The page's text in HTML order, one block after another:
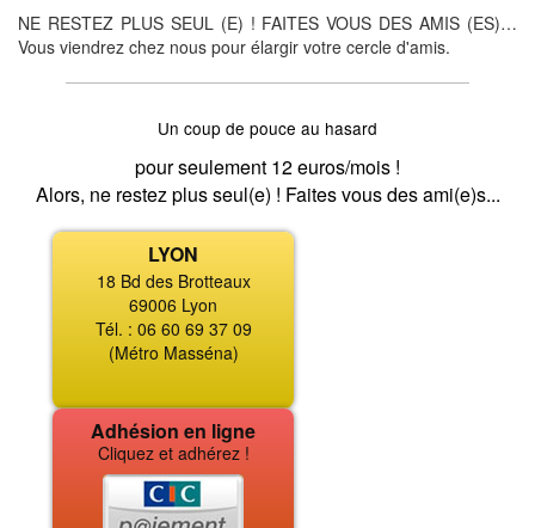
NE RESTEZ PLUS SEUL (E) ! FAITES VOUS DES AMIS (ES)…
Vous viendrez chez nous pour élargir votre cercle d'amis.
Un coup de pouce au hasard
pour seulement 12 euros/mois !
Alors, ne restez plus seul(e) ! Faites vous des ami(e)s...
LYON
18 Bd des Brotteaux
69006 Lyon
Tél. : 06 60 69 37 09
(Métro Masséna)
Adhésion en ligne
Cliquez et adhérez !